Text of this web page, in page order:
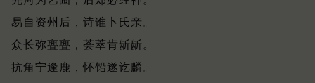
易自资州后，诗谁卜氏亲。
众长弥亹亹，荟萃肯龂龂。
抗角宁逢鹿，怀铅遂讫麟。